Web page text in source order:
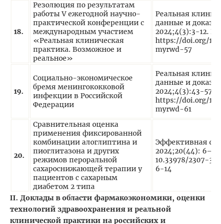
18.
Резолюция по результатам
работы V ежегодной научно-
практической конференции с
международным участием
«Реальная клиническая
практика. Возможное и
реальное»
Реальная
данные и
2024;4(3):3-12.
https://doi.org/
myrwd-57
19.
Социально-экономическое
бремя менингококковой
инфекции в Российской
Федерации
Реальная
данные и
2024;4(3):43-57.
https://doi.org/
myrwd-61
20.
Сравнительная оценка
применения фиксированной
комбинации алоглиптина и
пиоглитазона и других
режимов пероральной
сахароснижающей терапии у
пациентов с сахарным
диабетом 2 типа
Эффективная
2024;20(44):
10.33978/2307-
6-14
II. Доклады в области фармакоэкономики, оценки
технологий здравоохранения и реальной
клинической практики на российских и